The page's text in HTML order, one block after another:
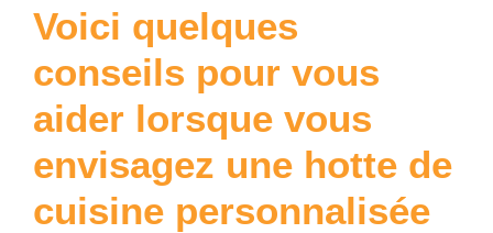
Voici quelques
conseils pour vous
aider lorsque vous
envisagez une hotte de
cuisine personnalisée